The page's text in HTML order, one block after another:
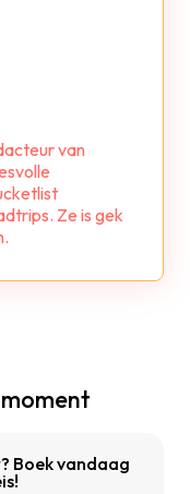
van
Ze is gek
Boek vandaag